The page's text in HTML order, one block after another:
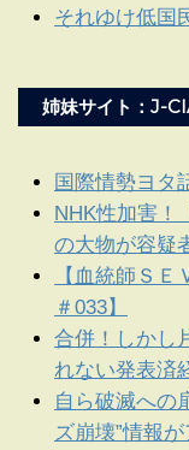
それゆけ低国
姉妹サイト：J-
国際情勢ヨタ
NHK性加害！
の大物が容疑
【血統師Ｓ
＃033】
合併！しかし
れない発表済
自ら破滅への
ズ崩壊”情報が